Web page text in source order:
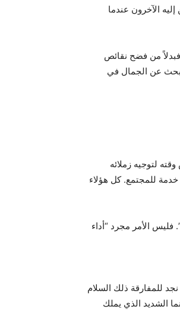
الآخرون عندما
من فضح نقائص
يبحث عن الجمال في
لتوجيه زملائه
للمجتمع. كل هؤلاء
فليس الأمر مجرد “أداء
للمفارقة ذلك السلام
الشديد الذي يملك